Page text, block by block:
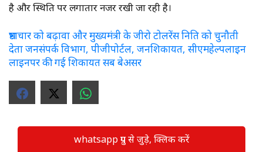
है और स्थिति पर लगातार नजर रखी जा रही है।
भ्रष्टाचार को बढ़ावा और मुख्यमंत्री के जीरो टोलरेंस निति को चुनौती
देता जनसंपर्क विभाग, पीजीपोर्टल, जनशिकायत, सीएमहेल्पलाइन
लाइनपर की गई शिकायत सब बेअसर
whatsapp ग्रुप से जुड़े, क्लिक करें